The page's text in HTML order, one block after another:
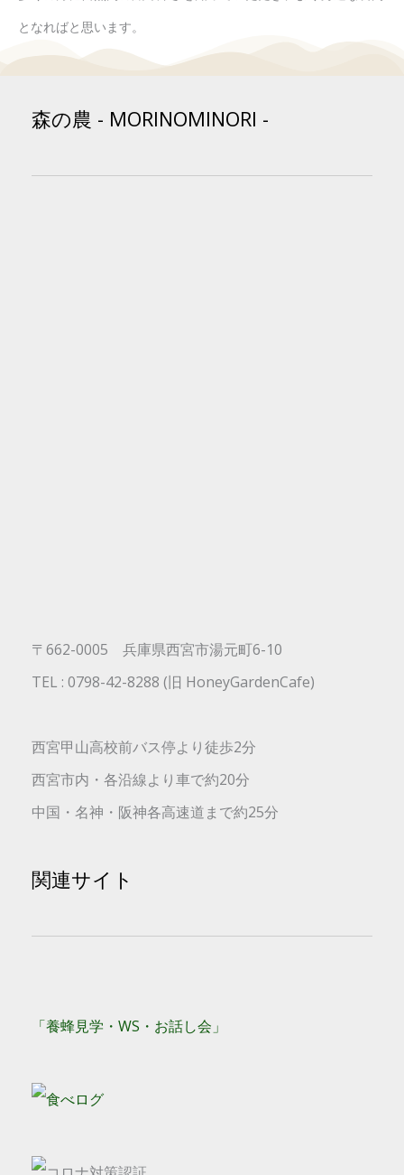
となればと思います。
森の農 - MORINOMINORI -
〒662-0005 兵庫県西宮市湯元町6-10
TEL : 0798-42-8288 (旧 HoneyGardenCafe)
西宮甲山高校前バス停より徒歩2分
西宮市内・各沿線より車で約20分
中国・名神・阪神各高速道まで約25分
関連サイト
「養蜂見学・WS・お話し会」